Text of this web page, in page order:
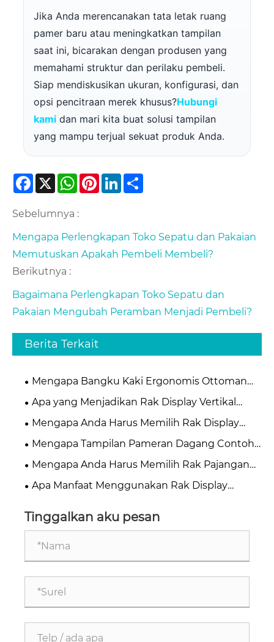
Jika Anda merencanakan tata letak ruang
pamer baru atau meningkatkan tampilan
saat ini, bicarakan dengan produsen yang
memahami struktur dan perilaku pembeli.
Siap mendiskusikan ukuran, konfigurasi, dan
opsi pencitraan merek khusus?Hubungi
kami dan mari kita buat solusi tampilan
yang mampu terjual sekuat produk Anda.
Facebook
X WhatsApp
PinterestLinkedIn
Sebelumnya :
Mengapa Perlengkapan Toko Sepatu dan Pakaian
Memutuskan Apakah Pembeli Membeli?
Berikutnya :
Bagaimana Perlengkapan Toko Sepatu dan
Pakaian Mengubah Peramban Menjadi Pembeli?
Berita Terkait
Mengapa Bangku Kaki Ergonomis Ottoman
untuk Bawah Meja Menjadi Penting untuk
Kenyamanan Kantor Modern
Apa yang Menjadikan Rak Display Vertikal
Berdiri di Lantai Solusi Paling Efektif untuk
Ruang Ritel dan Pameran Modern
Mengapa Anda Harus Memilih Rak Display
Keramik Vertikal Berpihak Logam untuk Toko
Mengapa Tampilan Pameran Dagang Contoh
Batu Ubin Penting untuk Ruang Pamer Modern
Mengapa Anda Harus Memilih Rak Pajangan
Ubin yang Dipasang di Dinding untuk Pameran
Dagang guna Mempercantik Booth Anda
Apa Manfaat Menggunakan Rak Display
Tinggalkan aku pesan